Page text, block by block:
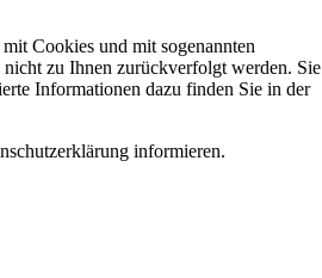
Cookies und mit sogenannten
zu Ihnen zurückverfolgt werden. Sie
Informationen dazu finden Sie in der
informieren.